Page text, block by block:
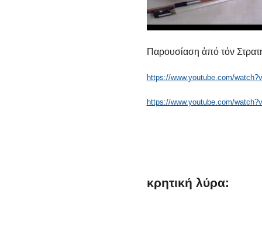
Παρουσίαση ἀπό τόν
https://www.youtube.com/watch?
https://www.youtube.com/
κρητική λύρα: